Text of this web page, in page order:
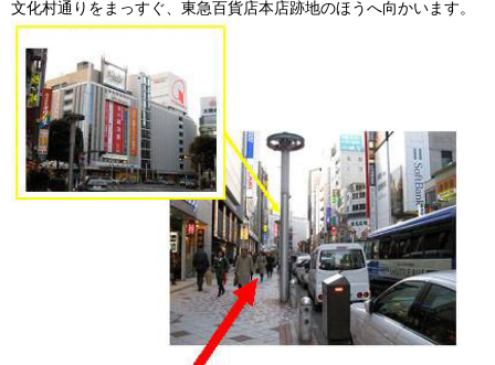
文化村通りをまっすぐ、東急百貨店本店跡地のほうへ向かいます。